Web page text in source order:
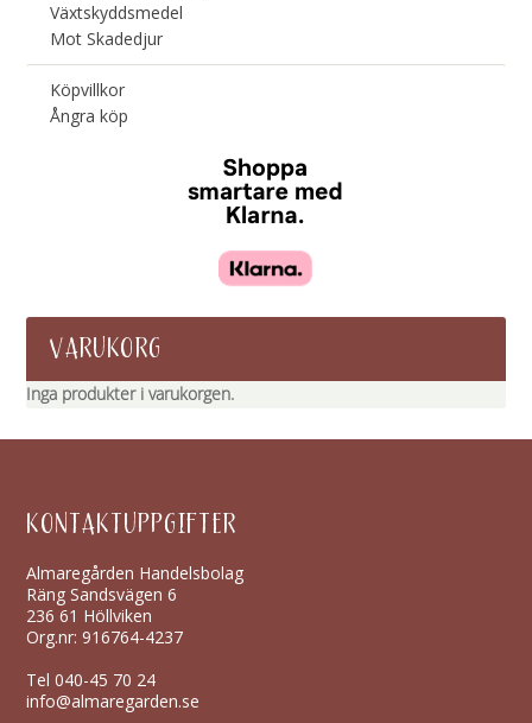
Växtskyddsmedel
Mot Skadedjur
Köpvillkor
Ångra köp
VARUKORG
Inga produkter i varukorgen.
KONTAKTUPPGIFTER
Almaregården Handelsbolag
Räng Sandsvägen 6
236 61 Höllviken
Org.nr: 916764-4237
Tel040-45 70 24
info@almaregarden.se